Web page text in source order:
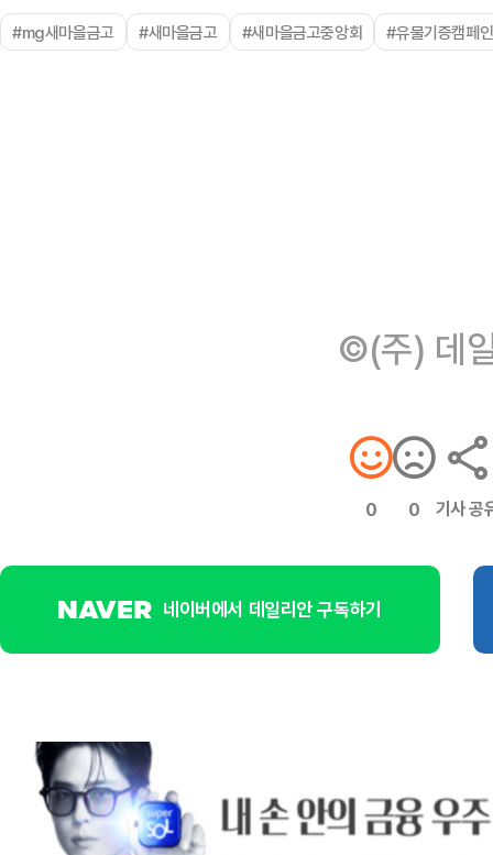
#mg새마을금고 #새마을금고 #새마을금고중앙회 #유물기증캠페인
©(주) 데
0 0 기사 공
네이버에서 데일리안 구독하기